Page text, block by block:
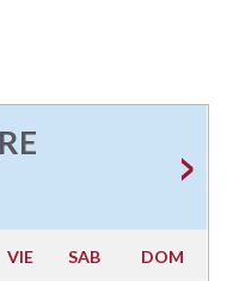
VIE SAB DOM